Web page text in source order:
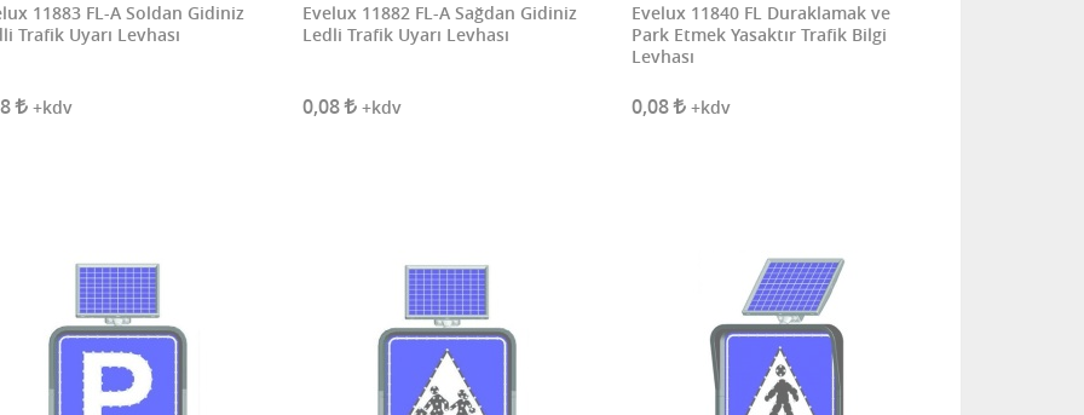
11883 FL-A Soldan Gidiniz
Trafik Uyarı Levhası
+kdv
Evelux 11882 FL-A Sağdan Gidiniz
Ledli Trafik Uyarı Levhası
0,08 +kdv
Evelux 11840 FL Duraklamak ve
Park Etmek Yasaktır Trafik Bilgi
Levhası
0,08 +kdv